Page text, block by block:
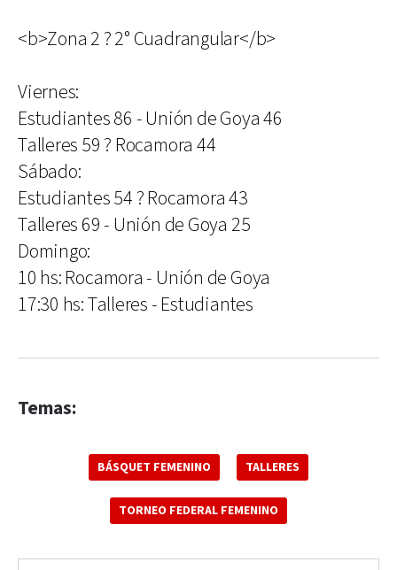
<b>Zona 2 ? 2° Cuadrangular</b>
Viernes:
Estudiantes 86 - Unión de Goya 46
Talleres 59 ? Rocamora 44
Sábado:
Estudiantes 54 ? Rocamora 43
Talleres 69 - Unión de Goya 25
Domingo:
10 hs: Rocamora - Unión de Goya
17:30 hs: Talleres - Estudiantes
Temas:
BÁSQUET FEMENINO TALLERES
TORNEO FEDERAL FEMENINO